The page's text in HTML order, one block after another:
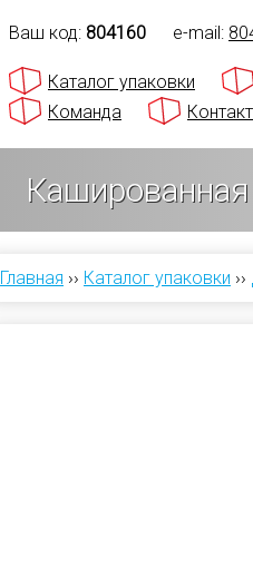
Ваш код: 804160 e-mail:
Каталог упаковки
Команда
Кашированная
Главная ›› Каталог упаковки ››